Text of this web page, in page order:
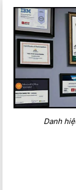
Danh